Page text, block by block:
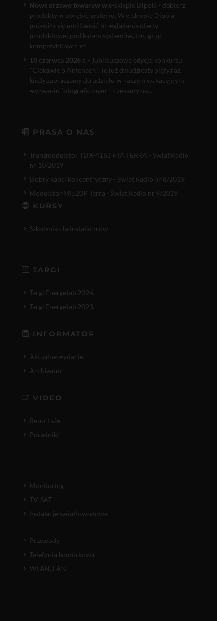
Nowe drzewo towarów w e-sklepie Dipola - dobierz
produkty w obrębie systemu. W e-sklepie Dipola
pojawiła się możliwość przeglądania oferty
produktowej pod kątem systemów, tzn. grup
kompatybilnych ze...
10 czerwca 2026 r. - Jubileuszowa edycja konkursu
"Ciekawie o Antenach". To już dwudziesty piąty raz,
kiedy zapraszamy do udziału w naszym wakacyjnym
wyzwaniu fotograficznym – czekamy na...
PRASA O NAS
Transmodulator TDX-4168 FTA TERRA - Świat Radio
nr 10/2019
Dobry kabel koncentryczny - Świat Radio nr 8/2019
Modulator MI520P Terra - Świat Radio nr 9/2019
KURSY
Szkolenia dla instalatorów
TARGI
Targi Energetab 2024.
Targi Energetab 2023.
INFORMATOR
Aktualne wydanie
Archiwum
VIDEO
Reportaże
Poradniki
Monitoring
TV-SAT
Instalacje światłowodowe
Przewody
Telefonia komórkowa
WLAN, LAN